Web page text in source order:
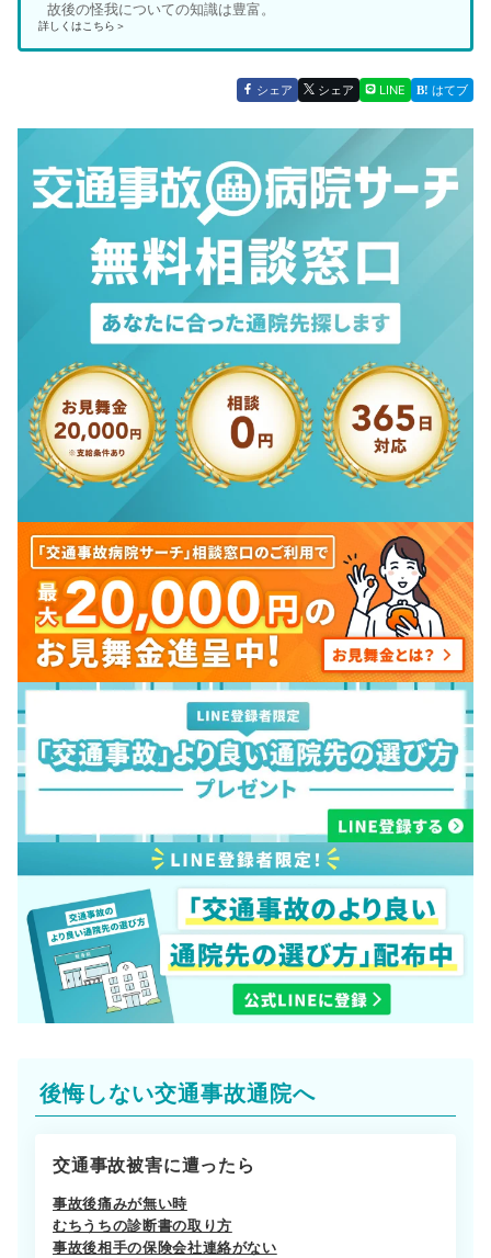
故後の怪我についての知識は豊富。
詳しくはこちら＞
シェア シェア LINE はてブ
後悔しない交通事故通院へ
交通事故被害に遭ったら
事故後痛みが無い時
むちうちの診断書の取り方
事故後相手の保険会社連絡がない